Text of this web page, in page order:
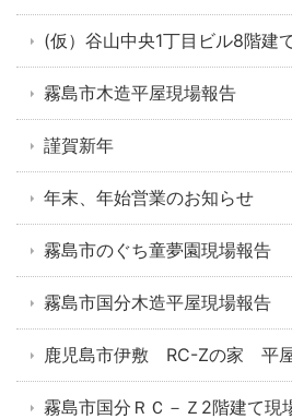
(仮）谷山中央1丁目ビル8階建
霧島市木造平屋現場報告
謹賀新年
年末、年始営業のお知らせ
霧島市のぐち童夢園現場報告
霧島市国分木造平屋現場報告
鹿児島市伊敷 RC-Zの家 平
霧島市国分ＲＣ－Ｚ2階建て現